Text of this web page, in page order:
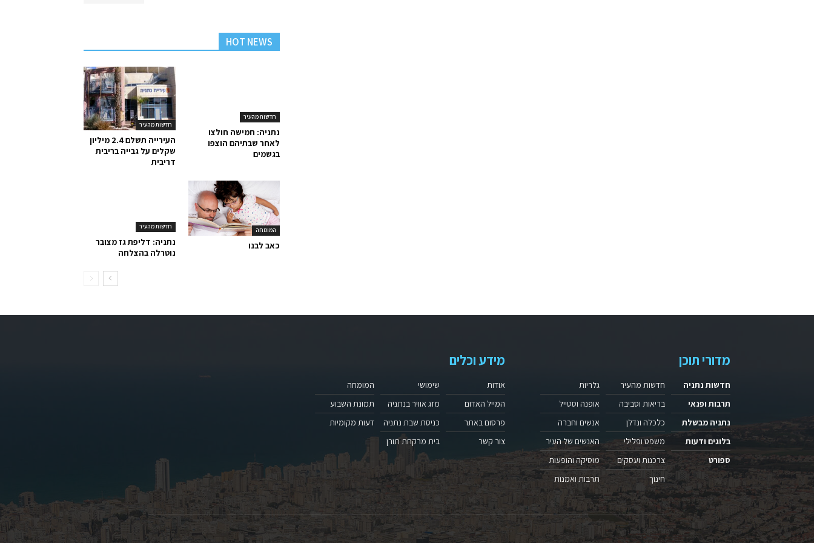
HOT NEWS
חדשות מהעיר
העירייה תשלם 2.4 מיליון
שקלים על גבייה בריבית
דריבית
המומחה
כאב לבנו
תרבות ופנאי
נתניה מבשלת
בלוגים ודעות
ספורט
בריאות וסביבה
כלכלה ונדלן
משפט ופלילי
צרכנות ועסקים
חינוך
אופנה וסטייל
אנשים וחברה
האנשים של העיר
מוסיקה והופעות
תרבות ואמנות
מידע וכלים
המייל האדום
פרסום באתר
צור קשר
מזג אוויר בנתניה
כניסת שבת נתניה
בית מרקחת תורן
תמונת השבוע
דעות מקומיות